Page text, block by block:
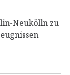
Neukölln zu